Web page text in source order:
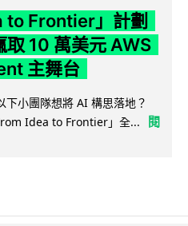
to Frontier」計劃
10 萬美元 AWS
主舞台
下小團隊想將 AI 構思落地？
Idea to Frontier」全...
閱